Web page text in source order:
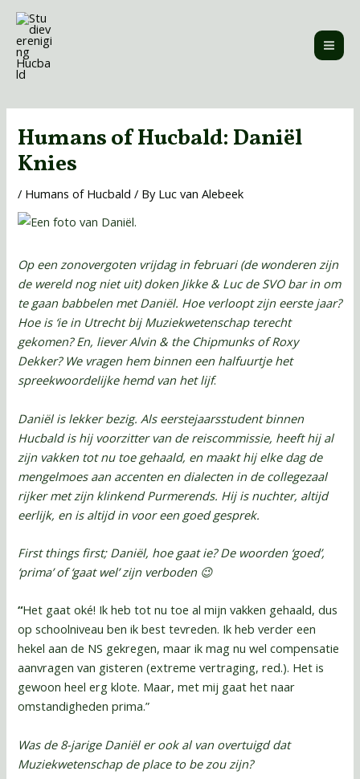
Skip
content
Humans of Hucbald: Daniël
Knies
/ Humans of Hucbald / By Luc van Alebeek
Op een zonovergoten vrijdag in februari (de wonderen zijn
de wereld nog niet uit) doken Jikke & Luc de SVO bar in om
te gaan babbelen met Daniël. Hoe verloopt zijn eerste jaar?
Hoe is ‘ie in Utrecht bij Muziekwetenschap terecht
gekomen? En, liever Alvin & the Chipmunks of Roxy
Dekker? We vragen hem binnen een halfuurtje het
spreekwoordelijke hemd van het lijf.
Daniël is lekker bezig. Als eerstejaarsstudent binnen
Hucbald is hij voorzitter van de reiscommissie, heeft hij al
zijn vakken tot nu toe gehaald, en maakt hij elke dag de
mengelmoes aan accenten en dialecten in de collegezaal
rijker met zijn klinkend Purmerends. Hij is nuchter, altijd
eerlijk, en is altijd in voor een goed gesprek.
First things first; Daniël, hoe gaat ie? De woorden ‘goed’,
‘prima’ of ‘gaat wel’ zijn verboden 😉
“Het gaat oké! Ik heb tot nu toe al mijn vakken gehaald, dus
op schoolniveau ben ik best tevreden. Ik heb verder een
hekel aan de NS gekregen, maar ik mag nu wel compensatie
aanvragen van gisteren (extreme vertraging, red.). Het is
gewoon heel erg klote. Maar, met mij gaat het naar
omstandigheden prima.”
Was de 8-jarige Daniël er ook al van overtuigd dat
Muziekwetenschap de place to be zou zijn?